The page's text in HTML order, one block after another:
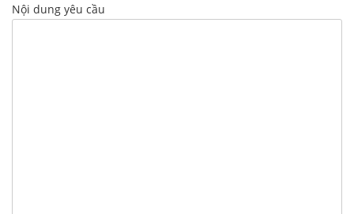
Nội dung yêu cầu